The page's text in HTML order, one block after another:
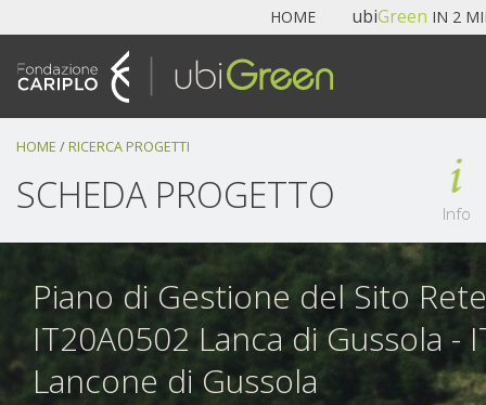
contenuti.
alla
Navigazione
HOME ubiGreen IN 2
HOME /RICERCA PROGETTI
SCHEDA PROGETTO Info
Piano di Gestione del Sito
IT20A0502 Lanca di Gussola -
Lancone di Gussola